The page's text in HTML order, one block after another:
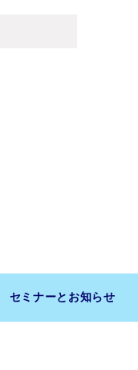
セミナーとお知らせ